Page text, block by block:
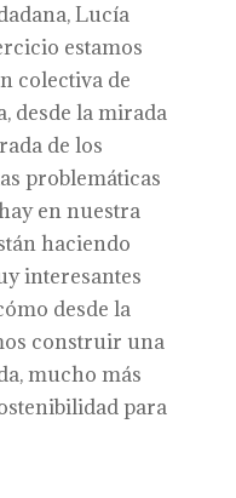
Lucía
estamos
colectiva de
desde la mirada
de los
problemáticas
en nuestra
haciendo
interesantes
desde la
construir una
mucho más
para